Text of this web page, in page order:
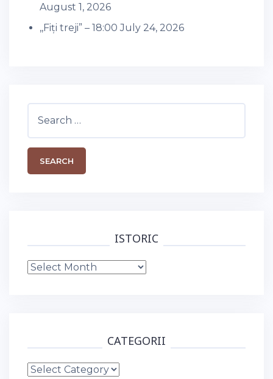
August 1, 2026
,,Fiți treji” – 18:00 July 24, 2026
ISTORIC
Istoric
CATEGORII
Categorii